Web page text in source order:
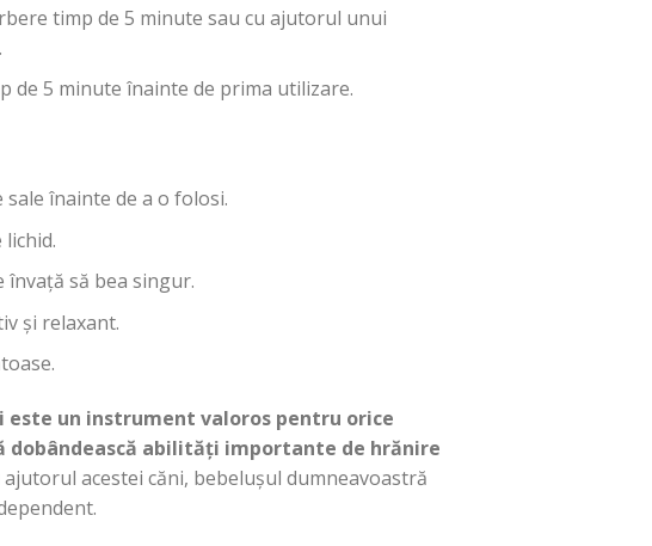
timp de 5 minute sau cu ajutorul unui
de 5 minute înainte de prima utilizare.
înainte de a o folosi.
să bea singur.
și relaxant.
este un instrument valoros pentru orice
dobândească abilități importante de hrănire
acestei căni, bebelușul dumneavoastră